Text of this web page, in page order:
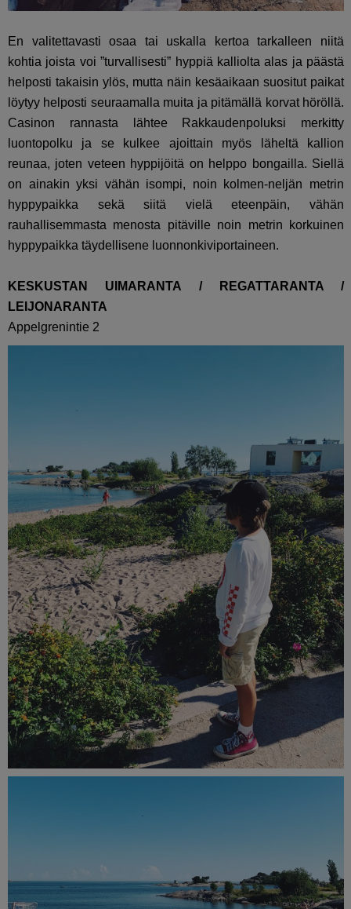
En valitettavasti osaa tai uskalla kertoa tarkalleen niitä
kohtia joista voi ”turvallisesti” hyppiä kalliolta alas ja päästä
helposti takaisin ylös, mutta näin kesäaikaan suositut paikat
löytyy helposti seuraamalla muita ja pitämällä korvat höröllä.
Casinon rannasta lähtee Rakkaudenpoluksi merkitty
luontopolku ja se kulkee ajoittain myös läheltä kallion
reunaa, joten veteen hyppijöitä on helppo bongailla. Siellä
on ainakin yksi vähän isompi, noin kolmen-neljän metrin
hyppypaikka sekä siitä vielä eteenpäin, vähän
rauhallisemmasta menosta pitäville noin metrin korkuinen
hyppypaikka täydellisene luonnonkiviportaineen.
KESKUSTAN UIMARANTA / REGATTARANTA /
LEIJONARANTA
Appelgrenintie 2